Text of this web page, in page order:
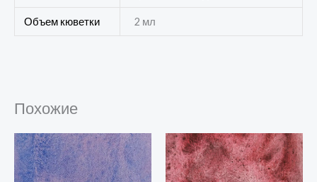
Объем кюветки 2 мл
Похожие